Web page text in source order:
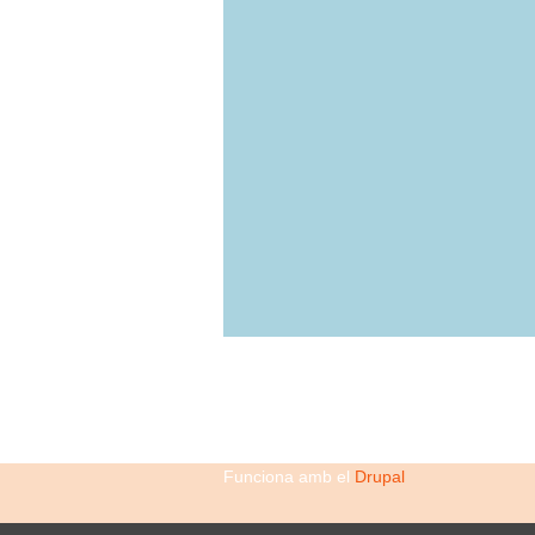
Funciona amb el Drupal